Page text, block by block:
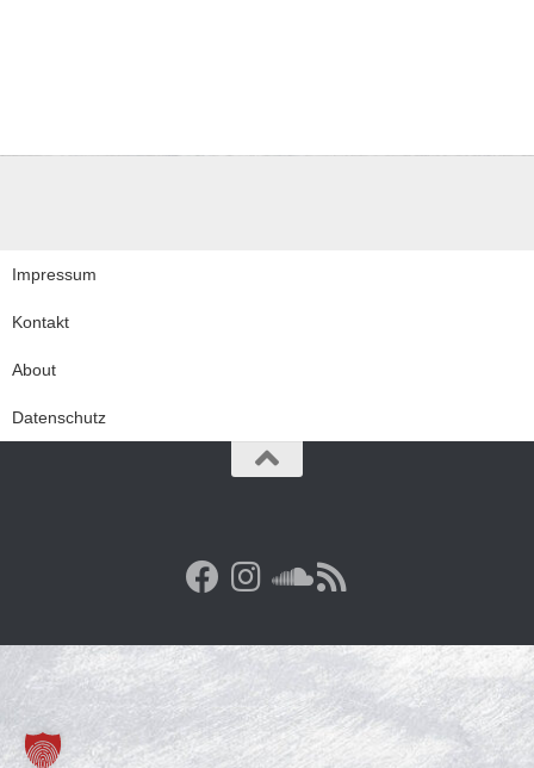
Impressum
Kontakt
About
Datenschutz